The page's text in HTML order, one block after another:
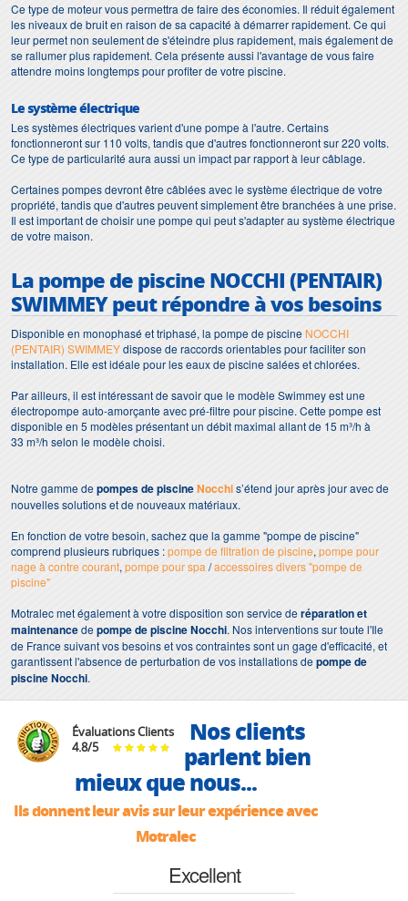
Ce type de moteur vous permettra de faire des économies. Il réduit également
les niveaux de bruit en raison de sa capacité à démarrer rapidement. Ce qui
leur permet non seulement de s'éteindre plus rapidement, mais également de
se rallumer plus rapidement. Cela présente aussi l'avantage de vous faire
attendre moins longtemps pour profiter de votre piscine.
Le système électrique
Les systèmes électriques varient d'une pompe à l'autre. Certains
fonctionneront sur 110 volts, tandis que d'autres fonctionneront sur 220 volts.
Ce type de particularité aura aussi un impact par rapport à leur câblage.
Certaines pompes devront être câblées avec le système électrique de votre
propriété, tandis que d'autres peuvent simplement être branchées à une prise.
Il est important de choisir une pompe qui peut s'adapter au système électrique
de votre maison.
Lapompe de piscine NOCCHI (PENTAIR)
SWIMMEY peut répondre à vos besoins
Disponible en monophasé et triphasé, la pompe de piscine NOCCHI
(PENTAIR) SWIMMEYdispose de raccords orientables pour faciliter son
installation. Elle est idéale pour les eaux de piscine salées et chlorées.
Par ailleurs, il est intéressant de savoir que le modèle Swimmey est une
électropompe auto-amorçante avec pré-filtre pour piscine. Cette pompe est
disponible en 5 modèles présentant un débit maximal allant de 15 m³/h à
33 m³/h selon le modèle choisi.
Notre gamme depompes de piscineNocchis’étend jour après jour avec de
nouvelles solutions et de nouveaux matériaux.
En fonction de votre besoin, sachez que la gamme "pompe de piscine"
comprend plusieurs rubriques :pompe de filtration de piscine, pompe pour
nage à contre courant, pompe pour spa /accessoires divers "pompe de
piscine"
Motralec met également à votre disposition son service deréparation et
maintenancedepompe de piscineNocchi. Nos interventions sur toute l'Ile
de France suivant vos besoins et vos contraintes sont un gage d'efficacité, et
garantissent l'absence de perturbation de vos installations depompe de
piscine Nocchi.
Évaluations Clients
4.8/5
Nos clients
parlent bien
mieux que nous...
Ils donnent leur avis sur leur expérience avec
Motralec
Excellent